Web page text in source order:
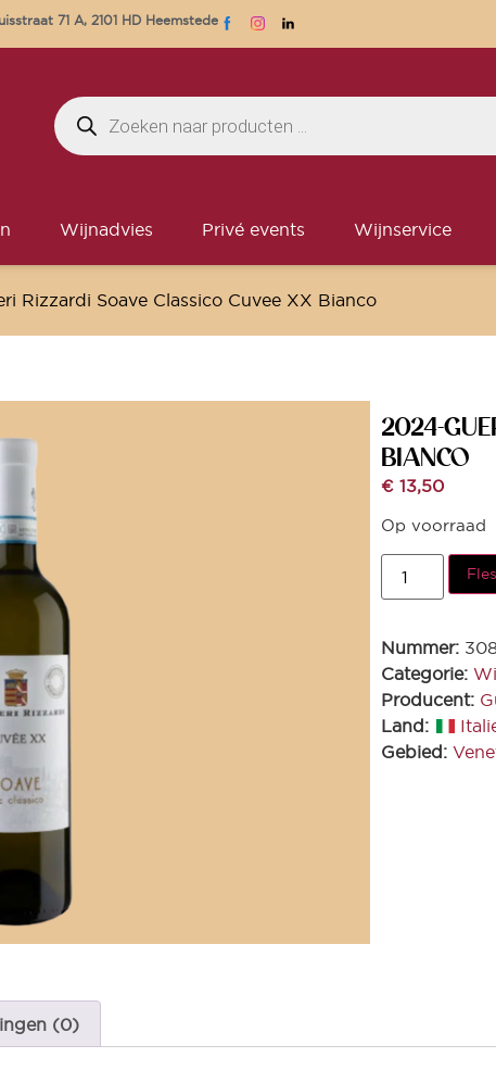
71 A, 2101 HD Heemstede
Wijnadvies Privé events Wijnservice
Rizzardi Soave Classico Cuvee XX Bianco
2024-
BIANCO
€ 13,50
Op voorraad
Fles
Nummer:
Categorie:
Producent:
Land:
Gebied:
(0)